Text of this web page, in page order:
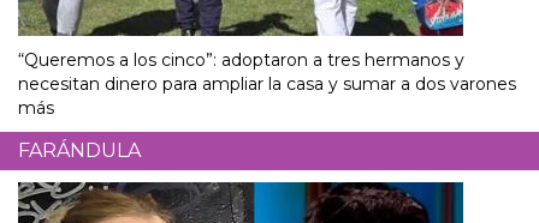
“Queremos a los cinco”: adoptaron a tres hermanos y
necesitan dinero para ampliar la casa y sumar a dos varones
más
FARÁNDULA